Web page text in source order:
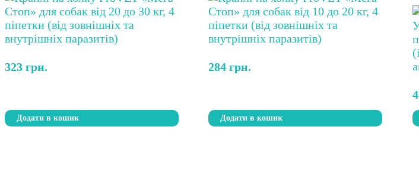
323 грн.
Додати в кошик
284грн.
Додати в кошик